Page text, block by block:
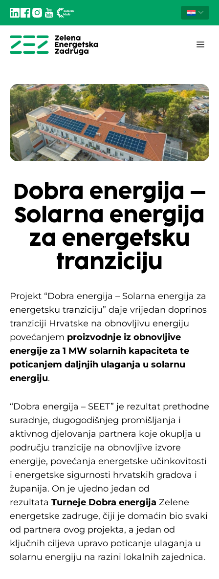
Dobra energija –
Solarna energija
za energetsku
tranziciju
Projekt “Dobra energija – Solarna energija za
energetsku tranziciju” daje vrijedan doprinos
tranziciji Hrvatske na obnovljivu energiju
povećanjem proizvodnje iz obnovljive
energije za 1 MW solarnih kapaciteta te
poticanjem daljnjih ulaganja u solarnu
energiju.
“Dobra energija – SEET” je rezultat prethodne
suradnje, dugogodišnjeg promišljanja i
aktivnog djelovanja partnera koje okuplja u
području tranzicije na obnovljive izvore
energije, povećanja energetske učinkovitosti
i energetske sigurnosti hrvatskih gradova i
županija. On je ujedno jedan od
rezultata Turneje Dobra energija Zelene
energetske zadruge, čiji je domaćin bio svaki
od partnera ovog projekta, a jedan od
ključnih ciljeva upravo poticanje ulaganja u
solarnu energiju na razini lokalnih zajednica.